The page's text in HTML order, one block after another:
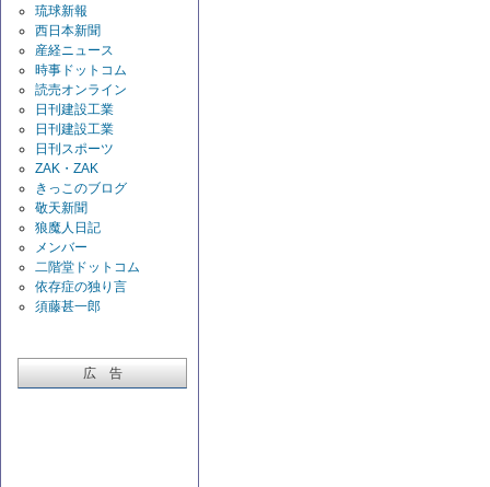
琉球新報
西日本新聞
産経ニュース
時事ドットコム
読売オンライン
日刊建設工業
日刊建設工業
日刊スポーツ
ZAK・ZAK
きっこのブログ
敬天新聞
狼魔人日記
メンバー
二階堂ドットコム
依存症の独り言
須藤甚一郎
広 告